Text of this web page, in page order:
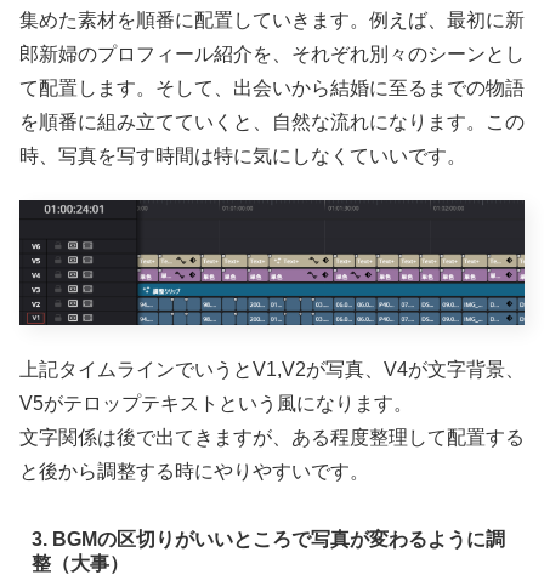
集めた素材を順番に配置していきます。例えば、最初に新
郎新婦のプロフィール紹介を、それぞれ別々のシーンとし
て配置します。そして、出会いから結婚に至るまでの物語
を順番に組み立てていくと、自然な流れになります。この
時、写真を写す時間は特に気にしなくていいです。
上記タイムラインでいうとV1,V2が写真、V4が文字背景、
V5がテロップテキストという風になります。
文字関係は後で出てきますが、ある程度整理して配置する
と後から調整する時にやりやすいです。
3. BGMの区切りがいいところで写真が変わるように調
整（大事）